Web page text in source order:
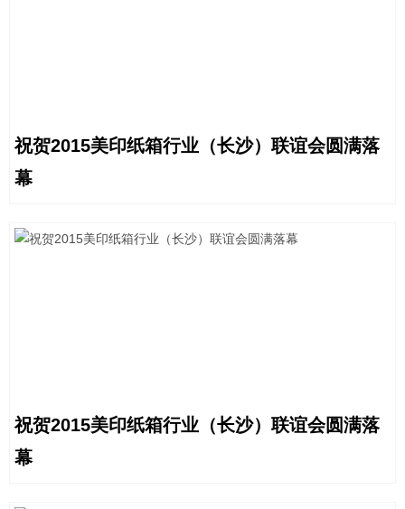
祝贺2015美印纸箱行业（长沙）联谊会圆满落
幕
祝贺2015美印纸箱行业（长沙）联谊会圆满落
幕